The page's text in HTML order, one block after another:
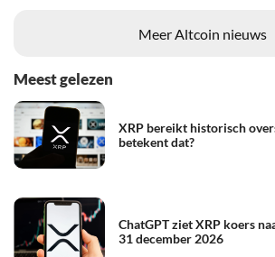
Meer Altcoin nieuws
Meest gelezen
XRP bereikt historisch
betekent dat?
ChatGPT ziet XRP koers
31 december 2026